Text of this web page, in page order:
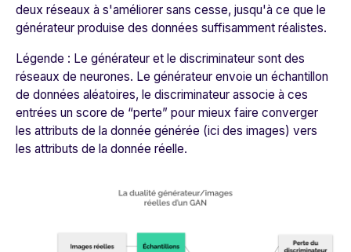
deux réseaux à s'améliorer sans cesse, jusqu'à ce que le
générateur produise des données suffisamment réalistes.
Légende : Le générateur et le discriminateur sont des
réseaux de neurones. Le générateur envoie un échantillon
de données aléatoires, le discriminateur associe à ces
entrées un score de “perte” pour mieux faire converger
les attributs de la donnée générée (ici des images) vers
les attributs de la donnée réelle.